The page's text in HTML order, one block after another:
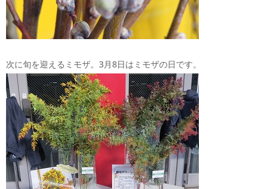
次に旬を迎えるミモザ。3月8日はミモザの日です。